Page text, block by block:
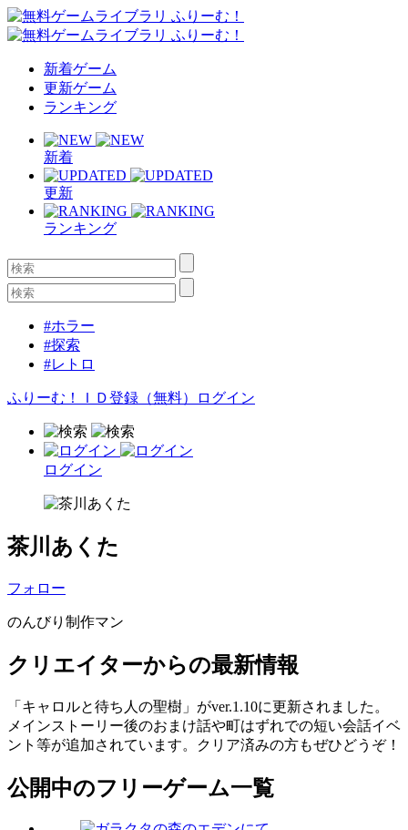
新着ゲーム
更新ゲーム
ランキング
新着
更新
ランキング
#ホラー
#探索
#レトロ
ふりーむ！ＩＤ登録（無料） ログイン
ログイン
茶川あくた
フォロー
のんびり制作マン
クリエイターからの最新情報
「キャロルと待ち人の聖樹」がver.1.10に更新されました。
メインストーリー後のおまけ話や町はずれでの短い会話イベ
ント等が追加されています。クリア済みの方もぜひどうぞ！
公開中のフリーゲーム一覧